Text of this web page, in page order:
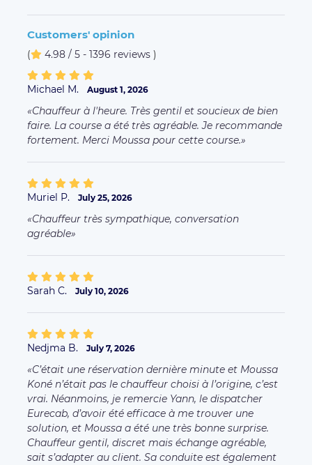
Customers' opinion
( 4.98 / 5 - 1396 reviews )
Michael M. August 1, 2026
Chauffeur à l'heure. Très gentil et soucieux de bien
faire. La course a été très agréable. Je recommande
fortement. Merci Moussa pour cette course.
Muriel P. July 25, 2026
Chauffeur très sympathique, conversation
agréable
Sarah C. July 10, 2026
Nedjma B. July 7, 2026
C’était une réservation dernière minute et Moussa
Koné n’était pas le chauffeur choisi à l’origine, c’est
vrai. Néanmoins, je remercie Yann, le dispatcher
Eurecab, d’avoir été efficace à me trouver une
solution, et Moussa a été une très bonne surprise.
Chauffeur gentil, discret mais échange agréable,
sait s’adapter au client. Sa conduite est également